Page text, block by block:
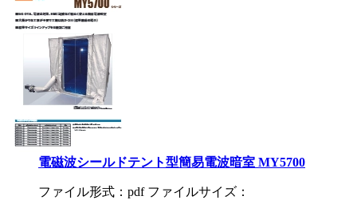
電磁波シールドテント型簡易電波暗室 MY5700
ファイル形式：pdf ファイルサイズ：